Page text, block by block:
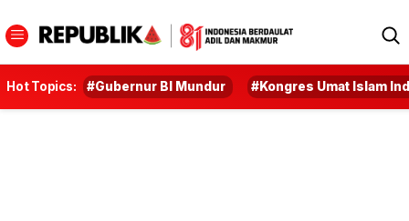
Hot Topics: #Gubernur BI Mundur #Kongres Umat Islam